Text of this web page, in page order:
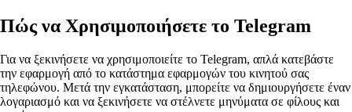
Πώς να Χρησιμοποιήσετε το Telegram
Για να ξεκινήσετε να χρησιμοποιείτε το Telegram, απλά κατεβάστε
την εφαρμογή από το κατάστημα εφαρμογών του κινητού σας
τηλεφώνου. Μετά την εγκατάσταση, μπορείτε να δημιουργήσετε έναν
λογαριασμό και να ξεκινήσετε να στέλνετε μηνύματα σε φίλους και